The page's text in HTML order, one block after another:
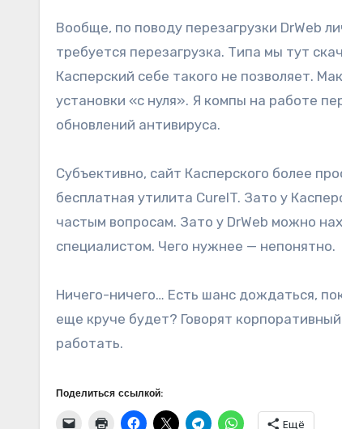
Вообще, по поводу перезагрузки DrWeb
требуется перезагрузка. Типа мы тут
Касперский себе такого не позволяет.
установки «с нуля». Я компы на работе
обновлений антивируса.
Субъективно, сайт Касперского более
бесплатная утилита CureIT. Зато у
частым вопросам. Зато у DrWeb можно
специалистом. Чего нужнее — непонятно.
Ничего-ничего… Есть шанс дождаться,
еще круче будет? Говорят
работать.
Поделиться ссылкой:
Ещё